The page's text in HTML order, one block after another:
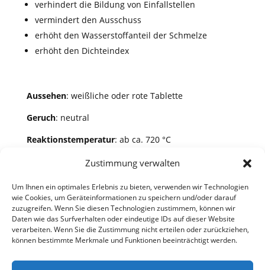
Zustimmung verwalten
Um Ihnen ein optimales Erlebnis zu bieten, verwenden wir Technologien
wie Cookies, um Geräteinformationen zu speichern und/oder darauf
zuzugreifen. Wenn Sie diesen Technologien zustimmem, können wir
Daten wie das Surfverhalten oder eindeutige IDs auf dieser Website
verarbeiten. Wenn Sie die Zustimmung nicht erteilen oder zurückziehen,
können bestimmte Merkmale und Funktionen beeinträchtigt werden.
verhindert die Bildung von Einfallstellen
vermindert den Ausschuss
erhöht den Wasserstoffanteil der Schmelze
erhöht den Dichteindex
Aussehen: weißliche oder rote Tablette
Geruch: neutral
Reaktionstemperatur: ab ca. 720 °C